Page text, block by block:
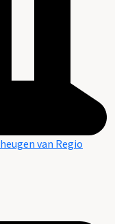
van Regio